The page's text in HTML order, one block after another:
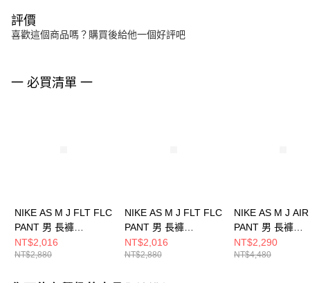
評價
喜歡這個商品嗎？購買後給他一個好評吧
一 必買清單 一
NIKE AS M J FLT FLC
PANT 男 長褲
FV7252091
NT$2,016
NT$2,880
NIKE AS M J FLT FLC
PANT 男 長褲
FV7252010
NT$2,016
NT$2,880
NIKE AS M J
PANT 男 長褲
FZ2135045
NT$2,290
NT$4,480